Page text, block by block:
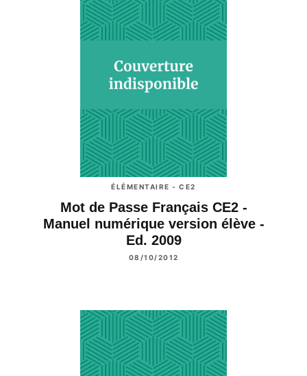
ÉLÉMENTAIRE - CE2
Mot de Passe Français CE2 -
Manuel numérique version élève -
Ed. 2009
08/10/2012